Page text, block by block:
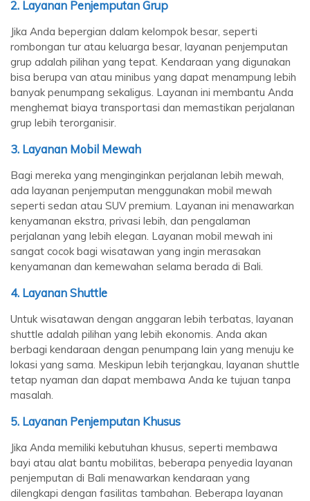
2. Layanan Penjemputan Grup
Jika Anda bepergian dalam kelompok besar, seperti
rombongan tur atau keluarga besar, layanan penjemputan
grup adalah pilihan yang tepat. Kendaraan yang digunakan
bisa berupa van atau minibus yang dapat menampung lebih
banyak penumpang sekaligus. Layanan ini membantu Anda
menghemat biaya transportasi dan memastikan perjalanan
grup lebih terorganisir.
3. Layanan Mobil Mewah
Bagi mereka yang menginginkan perjalanan lebih mewah,
ada layanan penjemputan menggunakan mobil mewah
seperti sedan atau SUV premium. Layanan ini menawarkan
kenyamanan ekstra, privasi lebih, dan pengalaman
perjalanan yang lebih elegan. Layanan mobil mewah ini
sangat cocok bagi wisatawan yang ingin merasakan
kenyamanan dan kemewahan selama berada di Bali.
4. Layanan Shuttle
Untuk wisatawan dengan anggaran lebih terbatas, layanan
shuttle adalah pilihan yang lebih ekonomis. Anda akan
berbagi kendaraan dengan penumpang lain yang menuju ke
lokasi yang sama. Meskipun lebih terjangkau, layanan shuttle
tetap nyaman dan dapat membawa Anda ke tujuan tanpa
masalah.
5. Layanan Penjemputan Khusus
Jika Anda memiliki kebutuhan khusus, seperti membawa
bayi atau alat bantu mobilitas, beberapa penyedia layanan
penjemputan di Bali menawarkan kendaraan yang
dilengkapi dengan fasilitas tambahan. Beberapa layanan